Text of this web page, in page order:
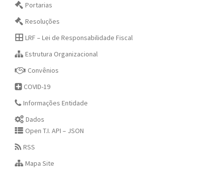
Portarias
Resoluções
LRF – Lei de Responsabilidade Fiscal
Estrutura Organizacional
Convênios
COVID-19
Informações Entidade
Dados
Open T.I. API – JSON
RSS
Mapa Site